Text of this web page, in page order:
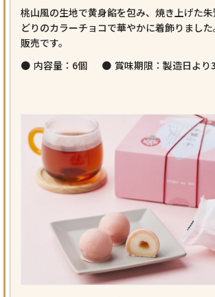
桃山風の生地で黄身餡を包み、焼き上げた
どりのカラーチョコで華やかに着飾りまし
販売です。
内容量：6個
賞味期限：製造日より